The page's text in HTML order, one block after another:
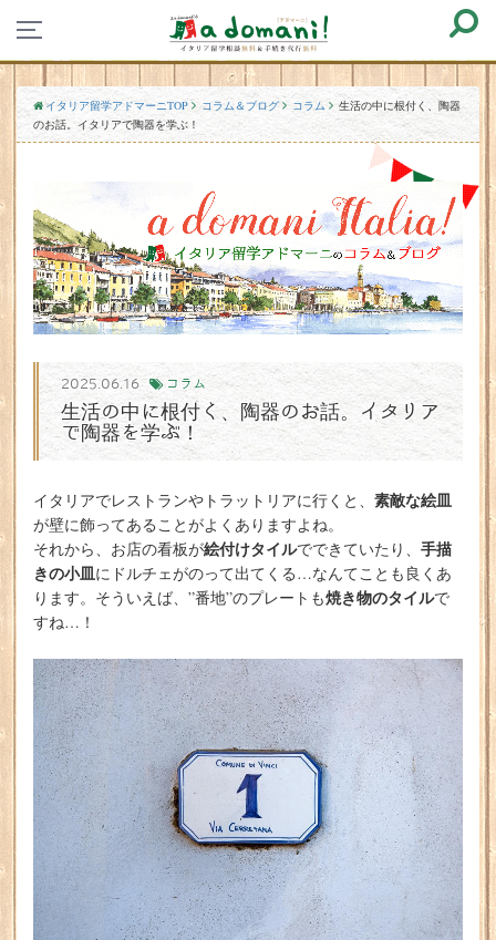
イタリア留学アドマーニTOP コラム＆ブログ コラム
生活の中に根付く、陶器
のお話。イタリアで陶器を学ぶ！
2025.06.16 コラム
生活の中に根付く、陶器のお話。イタリア
で陶器を学ぶ！
イタリアでレストランやトラットリアに行くと、 素敵な絵皿
が壁に飾ってあることがよくありますよね。
それから、お店の看板が絵付けタイルでできていたり、 手描
きの小皿にドルチェがのって出てくる…なんてことも良くあ
ります。そういえば、”番地”のプレートも焼き物のタイルで
すね…！